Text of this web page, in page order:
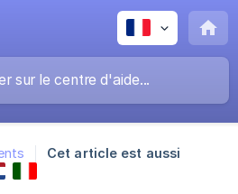
Cet article est aussi